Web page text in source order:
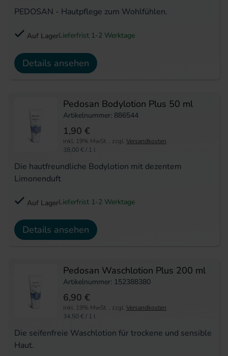
PEDOSAN - Hautpflege zum Wohlfühlen.
Auf LagerLieferfrist 1-2 Werktage
Details ansehen
Pedosan Bodylotion Plus 50 ml
Artikelnummer: 886544
Die hautfreundliche Bodylotion mit dezentem
Limonenduft
1,90 €
inkl. 19% MwSt. , zzgl. Versandkosten
38,00 €/ 1 l
Auf LagerLieferfrist 1-2 Werktage
Details ansehen
Pedosan Waschlotion Plus 200 ml
Artikelnummer: 152388380
Die seifenfreie Waschlotion für trockene und sensible
Haut.
6,90 €
inkl. 19% MwSt. , zzgl. Versandkosten
34,50 €/ 1 l